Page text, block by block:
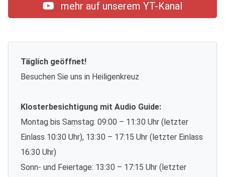
mehr auf unserem YT-Kanal
Täglich geöffnet!
Besuchen Sie uns in Heiligenkreuz
Klosterbesichtigung mit Audio Guide:
Montag bis Samstag: 09:00 – 11:30 Uhr (letzter
Einlass 10:30 Uhr), 13:30 – 17:15 Uhr (letzter Einlass
16:30 Uhr)
Sonn- und Feiertage: 13:30 – 17:15 Uhr (letzter